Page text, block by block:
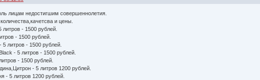
лицам недостигшим совершеннолетия.
и цены.
- 1500 рублей.
- 1500 рублей.
литров - 1500 рублей.
- 5 литров - 1500 рублей.
- 1500 рублей.
- 5 литров 1200 рублей.
- 5 литров 1200 рублей.